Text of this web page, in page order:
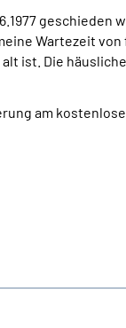
Wartezeit
ist. Die
am